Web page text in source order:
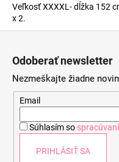
Veľkosť XXXXL- dĺžka 152
x 2.
Odoberať newsletter
Nezmeškajte žiadne
Email
Súhlasím so
PRIHLÁSIŤ SA